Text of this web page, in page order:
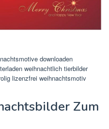
downloaden
weihnachtlich tierbilder
lizenzfrei weihnachtsmotiv
Zum